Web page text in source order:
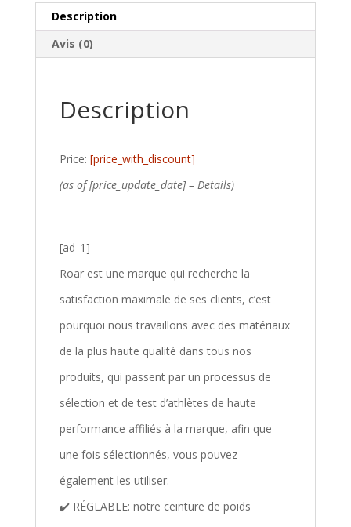
Description
Avis (0)
Description
Price: [price_with_discount]
(as of [price_update_date] – Details)
[ad_1]
Roar est une marque qui recherche la
satisfaction maximale de ses clients, c’est
pourquoi nous travaillons avec des matériaux
de la plus haute qualité dans tous nos
produits, qui passent par un processus de
sélection et de test d’athlètes de haute
performance affiliés à la marque, afin que
une fois sélectionnés, vous pouvez
également les utiliser.
✔️ RÉGLABLE: notre ceinture de poids